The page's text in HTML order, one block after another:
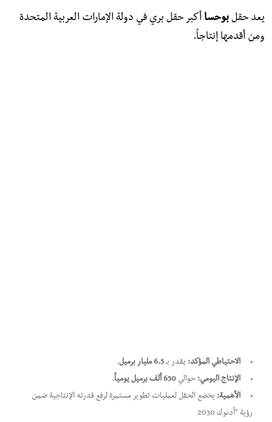
​يعد حقلبوحسا أكبر حقل بري في دولة الإمارات العربية المتحدة
ومن أقدمها إنتاجاً.
الاحتياطي المؤكد: يقدر بـ6.5 مليار برميل
.
الإنتاج اليومي: حوالي 650 ألف برميل يومياً
.
الأهمية: يخضع الحقل لعمليات تطوير مستمرة لرفع قدرته الإنتاجية ضمن
رؤية “أدنوك 2030